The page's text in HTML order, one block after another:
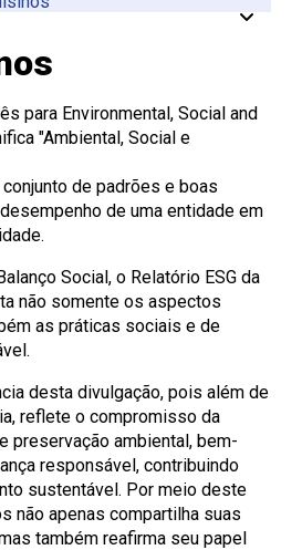
Alegre
Leopoldo
Unisinos
Urbano
Lista de
de
14001
Unisinos
Relatórios e
Certificações
Ambiental
Procedimentos
Instruções
para Environmental, Social and
"Ambiental, Social e
de padrões e boas
de uma entidade em
Social, o Relatório ESG da
não somente os aspectos
as práticas sociais e de
desta divulgação, pois além de
reflete o compromisso da
preservação ambiental, bem-
responsável, contribuindo
sustentável. Por meio deste
não apenas compartilha suas
também reafirma seu papel